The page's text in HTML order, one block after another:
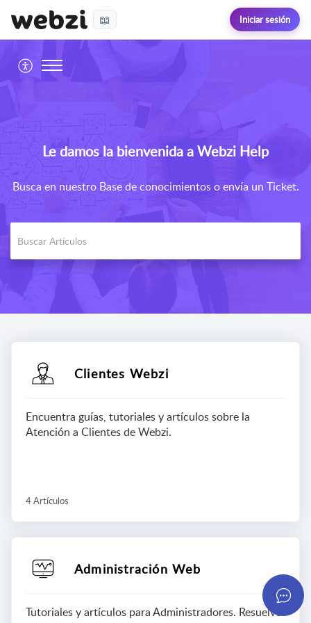
📖 Iniciar sesión
Le damos la bienvenida a Webzi Help
Busca en nuestro Base de conocimientos o envía un Ticket.
Clientes Webzi
Encuentra guías, tutoriales y artículos sobre la
Atención a Clientes de Webzi.
4 Artículos
Administración Web
Tutoriales y artículos para Administradores. Resuelve